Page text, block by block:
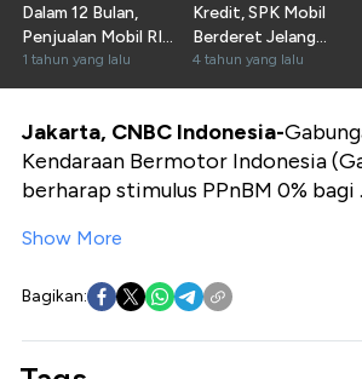
Dalam 12 Bulan,
Penjualan Mobil RI
Anjlok 27,8%
1 tahun yang lalu
Kredit, SPK Mobil
Berderet Jelang
Mudik Lebaran
4 tahun yang lalu
Jakarta, CNBC Indonesia-
Kendaraan Bermotor Indonesia
berharap stimulus PPnBM 0% bagi
Show More
Bagikan: